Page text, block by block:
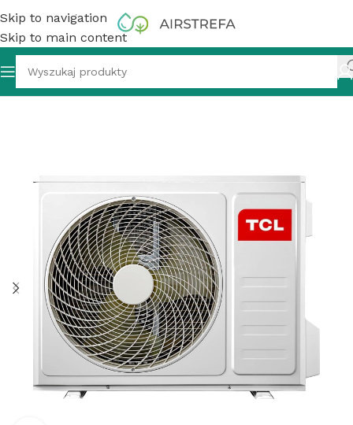
Skip to navigation
Skip to main content
zewnętrzna TCL FMA-42I2HD/DVO (5) 12,2 kW